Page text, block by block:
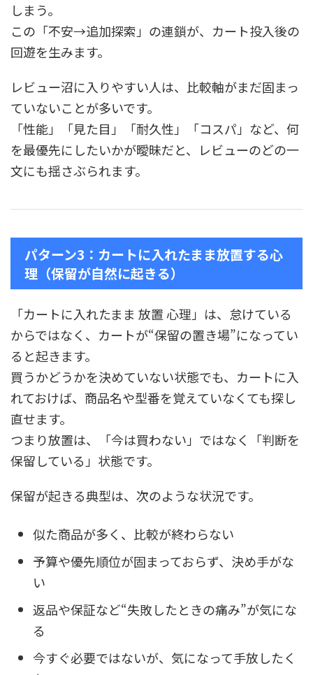
しまう。
この「不安→追加探索」の連鎖が、カート投入後の
回遊を生みます。
レビュー沼に入りやすい人は、比較軸がまだ固まっ
ていないことが多いです。
「性能」「見た目」「耐久性」「コスパ」など、何
を最優先にしたいかが曖昧だと、レビューのどの一
文にも揺さぶられます。
パターン3：カートに入れたまま放置する心
理（保留が自然に起きる）
「カートに入れたまま 放置 心理」は、怠けている
からではなく、カートが“保留の置き場”になってい
ると起きます。
買うかどうかを決めていない状態でも、カートに入
れておけば、商品名や型番を覚えていなくても探し
直せます。
つまり放置は、「今は買わない」ではなく「判断を
保留している」状態です。
保留が起きる典型は、次のような状況です。
似た商品が多く、比較が終わらない
予算や優先順位が固まっておらず、決め手がな
い
返品や保証など“失敗したときの痛み”が気にな
る
今すぐ必要ではないが、気になって手放したく